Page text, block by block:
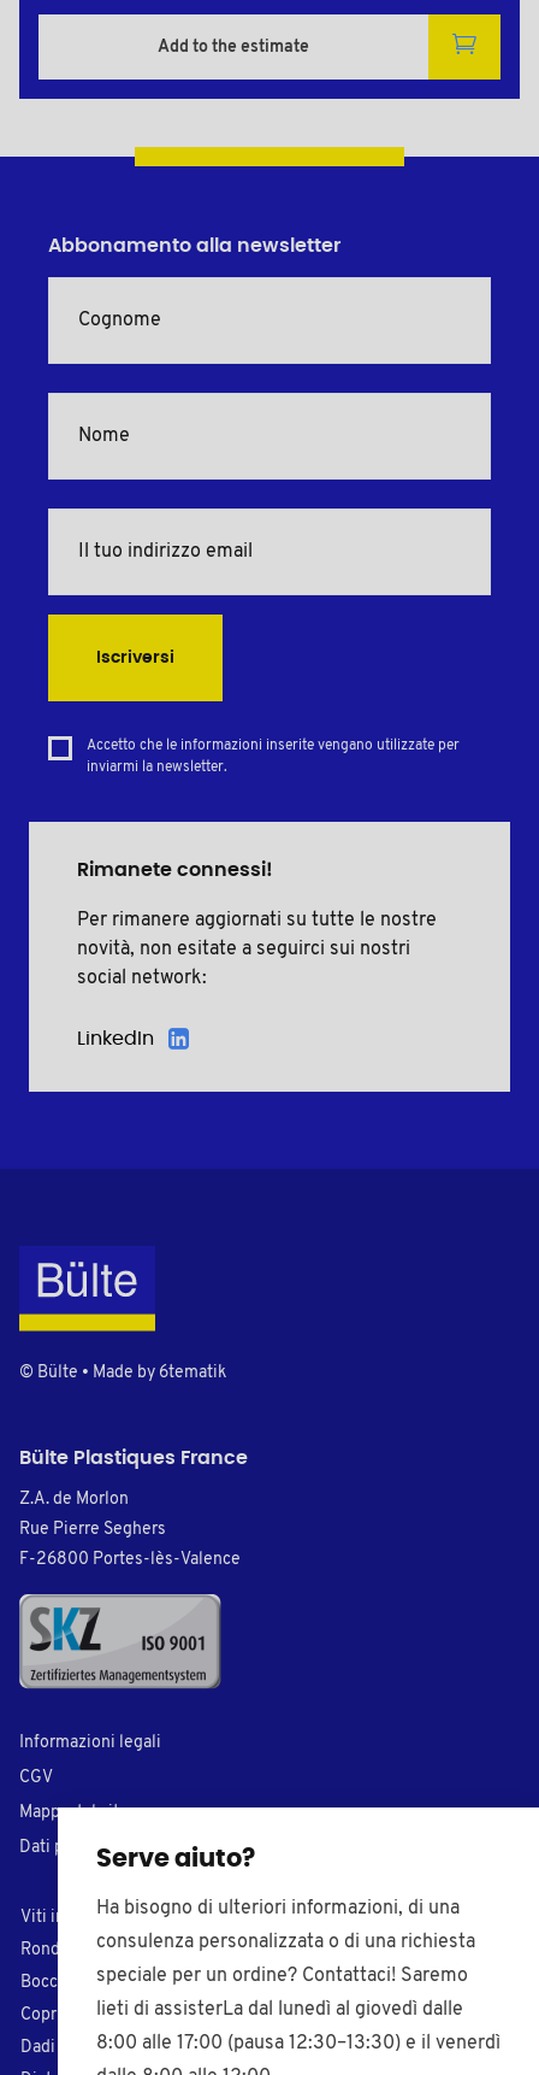
Add to the estimate
Serve aiuto?
Ha bisogno di ulteriori informazioni, di una
consulenza personalizzata o di una richiesta
speciale per un ordine? Contattaci! Saremo
lieti di assisterLa dal lunedì al giovedì dalle
8:00 alle 17:00 (pausa 12:30–13:30) e il venerdì
Abbonamento alla newsletter
Iscriversi
Accetto che le informazioni inserite vengano utilizzate per
inviarmi la newsletter.
Rimanete connessi!
Per rimanere aggiornati su tutte le nostre
novità, non esitate a seguirci sui nostri
social network:
LinkedIn
© Bülte • Made by 6tematik
Bülte Plastiques France
Z.A. de Morlon
Rue Pierre Seghers
F-26800 Portes-lès-Valence
Informazioni legali
CGV
Mappa del sito
Dati personali
Viti in plastica
Tappi di chiusura
Rondelle in plastica
Inserti per tubi
Boccole in plastica
Puntali di plastica
Coprivite in plastica
Piedi regolabili
Dadi in plastica
Pomelli filettati